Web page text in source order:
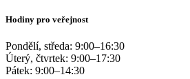
Hodiny pro veřejnost
Pondělí, středa: 9:00–16:30
Úterý, čtvrtek: 9:00–17:30
Pátek: 9:00–14:30